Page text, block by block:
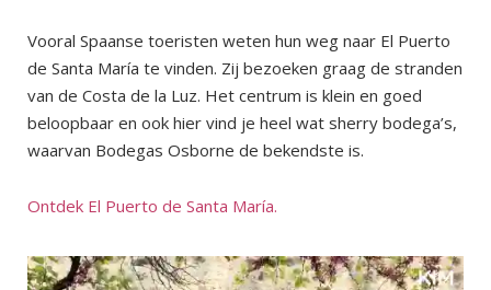
Vooral Spaanse toeristen weten hun weg naar El Puerto
de Santa María te vinden. Zij bezoeken graag de stranden
van de Costa de la Luz. Het centrum is klein en goed
beloopbaar en ook hier vind je heel wat sherry bodega’s,
waarvan Bodegas Osborne de bekendste is.
Ontdek El Puerto de Santa María.